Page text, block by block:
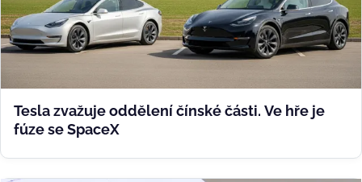
Tesla zvažuje oddělení čínské části. Ve hře je
fúze se SpaceX